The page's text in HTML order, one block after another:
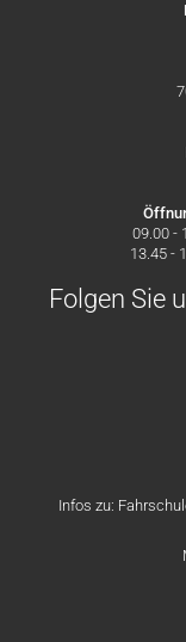
09.00 -
13.45 -
Folgen Sie
Infos zu: